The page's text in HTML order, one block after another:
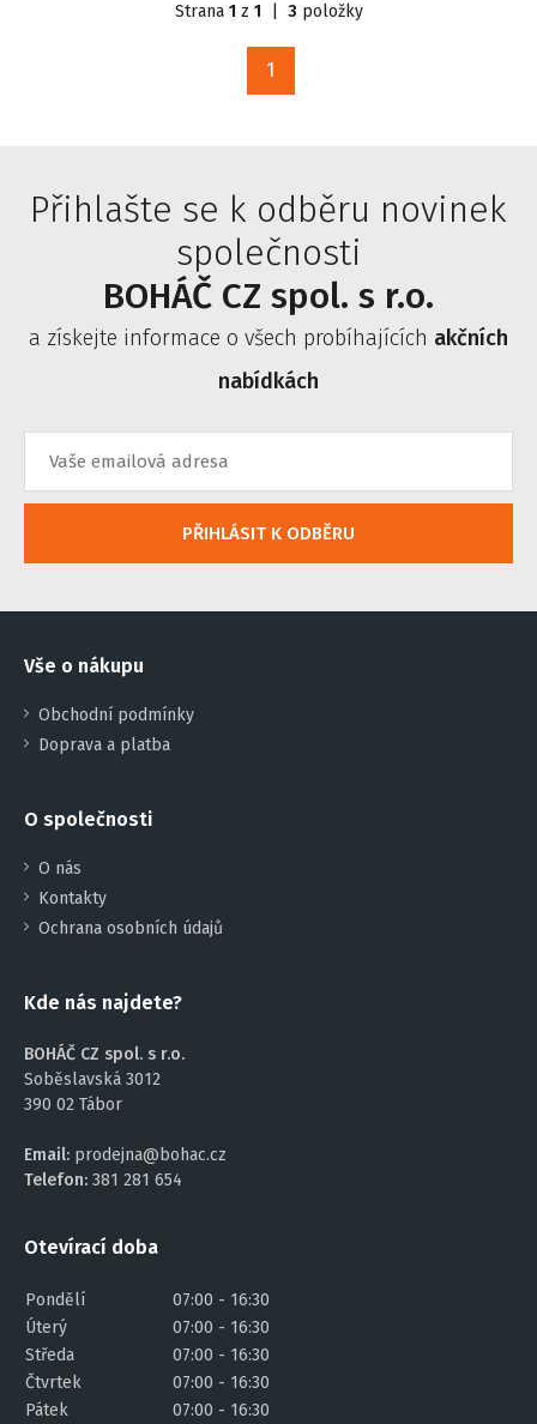
Strana 1 z 1 3 položky
1
Přihlašte se k odběru novinek
společnosti
BOHÁČ CZ spol. s r.o.
a získejte informace o všech probíhajících akčních
nabídkách
PŘIHLÁSIT K ODBĚRU
Vše o nákupu
Obchodní podmínky
Doprava a platba
O společnosti
O nás
Kontakty
Ochrana osobních údajů
Kde nás najdete?
BOHÁČ CZ spol. s r.o.
Soběslavská 3012
390 02 Tábor
Email: prodejna@bohac.cz
Telefon: 381 281 654
Otevírací doba
Pondělí
07:00 - 16:30
Úterý
07:00 - 16:30
Středa
07:00 - 16:30
Čtvrtek
07:00 - 16:30
Pátek
07:00 - 16:30